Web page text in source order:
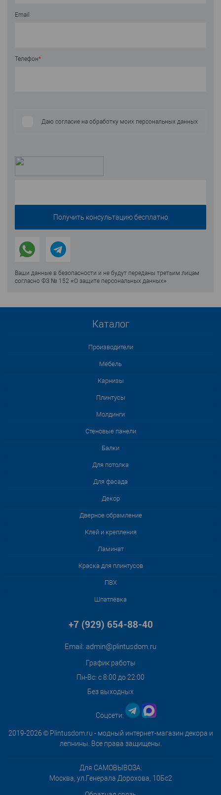
Email
Телефон*
Даю согласие на обработку моих персональных данных
Ваши данные в безопасности и не будут переданы третьим лицам
согласно ФЗ № 152 «О защите персональных данных»
Каталог
Производители
Мебель
Карнизы
Плинтусы
Молдинги
Стеновые панели
Балки
Для потолка
Для фасада
Декор
Дверное обрамление
Клей и крепления
Ламинат
Краска для плинтусов
ПВХ
Шпатлёвка
2019-2026 © Plintusdom.ru - модный интернет-магазин декора и
лепнины. Все права защищены.
Для САМОВЫВОЗА:
Москва, ул.Генерала Дорохова, 10Бс2
+7 (929) 654-88-40
Email: admin@plintusdom.ru
График работы
Пн-Вс: с 8:00 до 22:00
Без выходных
Соцсети: